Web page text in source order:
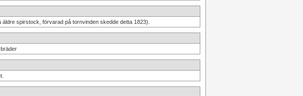
spirstock, förvarad på tornvinden skedde detta 1823).